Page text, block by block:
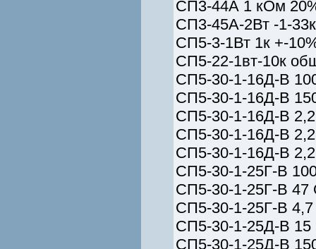
СП3-44А 1 кОм
СП3-45А-2Вт -1-
СП5-3-1Вт 1к +-
СП5-22-1вт-10к
СП5-30-1-16Д-В
СП5-30-1-16Д-В
СП5-30-1-16Д-В
СП5-30-1-16Д-В
СП5-30-1-16Д-В
СП5-30-1-25Г-В
СП5-30-1-25Г-В 47
СП5-30-1-25Г-В
СП5-30-1-25Д-В
СП5-30-1-25Д-В